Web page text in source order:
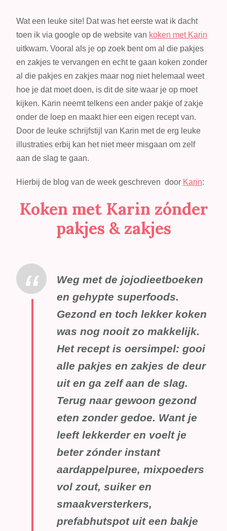
blog
van
de
week:
Koken
met
Karin
zónder
pakjes
&
Wat een leuke site! Dat was het eerste wat ik dacht
toen ik via google op de website van koken met Karin
uitkwam. Vooral als je op zoek bent om al die pakjes
en zakjes te vervangen en echt te gaan koken zonder
al die pakjes en zakjes maar nog niet helemaal weet
hoe je dat moet doen, is dit de site waar je op moet
kijken. Karin neemt telkens een ander pakje of zakje
onder de loep en maakt hier een eigen recept van.
Door de leuke schrijfstijl van Karin met de erg leuke
illustraties erbij kan het niet meer misgaan om zelf
aan de slag te gaan.
Hierbij de blog van de week geschreven door Karin:
Koken met Karin zónder
pakjes & zakjes
Weg met de jojodieetboeken
en gehypte superfoods.
Gezond en toch lekker koken
was nog nooit zo makkelijk.
Het recept is oersimpel: gooi
alle pakjes en zakjes de deur
uit en ga zelf aan de slag.
Terug naar gewoon gezond
eten zonder gedoe. Want je
leeft lekkerder en voelt je
beter zónder instant
aardappelpuree, mixpoeders
vol zout, suiker en
smaakversterkers,
prefabhutspot uit een bakje